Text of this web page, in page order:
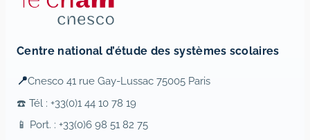
Centre national d’étude des systèmes scolaires
📍Cnesco 41 rue Gay-Lussac 75005 Paris
☎️ Tél : +33(0)1 44 10 78 19
📱 Port. : +33(0)6 98 51 82 75